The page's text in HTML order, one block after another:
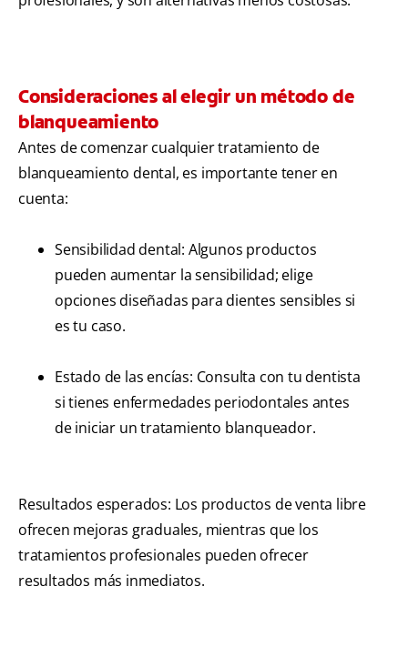
Consideraciones al elegir un método de
blanqueamiento
Antes de comenzar cualquier tratamiento de
blanqueamiento dental, es importante tener en
cuenta:
Sensibilidad dental: Algunos productos
pueden aumentar la sensibilidad; elige
opciones diseñadas para dientes sensibles si
es tu caso.
Estado de las encías: Consulta con tu dentista
si tienes enfermedades periodontales antes
de iniciar un tratamiento blanqueador.
Resultados esperados: Los productos de venta libre
ofrecen mejoras graduales, mientras que los
tratamientos profesionales pueden ofrecer
resultados más inmediatos.